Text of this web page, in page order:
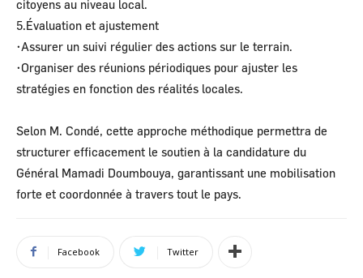
citoyens au niveau local.
5.Évaluation et ajustement
•Assurer un suivi régulier des actions sur le terrain.
•Organiser des réunions périodiques pour ajuster les
stratégies en fonction des réalités locales.
Selon M. Condé, cette approche méthodique permettra de
structurer efficacement le soutien à la candidature du
Général Mamadi Doumbouya, garantissant une mobilisation
forte et coordonnée à travers tout le pays.
Facebook Twitter